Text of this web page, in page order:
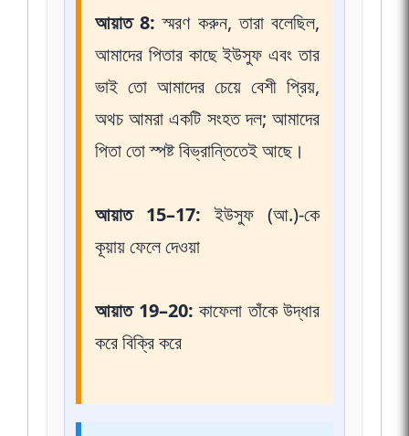
আয়াত 8: স্মরণ করুন, তারা বলেছিল,
আমাদের পিতার কাছে ইউসুফ এবং তার
ভাই তো আমাদের চেয়ে বেশী প্রিয়,
অথচ আমরা একটি সংহত দল; আমাদের
পিতা তো স্পষ্ট বিভ্রান্তিতেই আছে।
আয়াত 15–17: ইউসুফ (আ.)-কে
কূয়ায় ফেলে দেওয়া
আয়াত 19–20: কাফেলা তাঁকে উদ্ধার
করে বিক্রি করে